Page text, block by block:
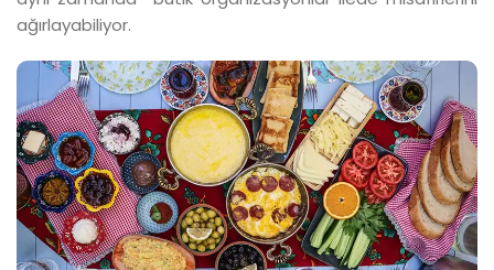
ağırlayabiliyor.